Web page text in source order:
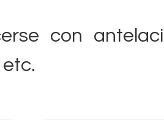
con